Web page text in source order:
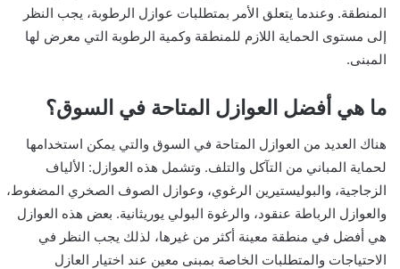
المنطقة. وعندما يتعلق الأمر بمتطلبات عوازل الرطوبة، يجب النظر
إلى مستوى الحماية اللازم للمنطقة وكمية الرطوبة التي معرض لها
المبنى.
ما هي أفضل العوازل المتاحة في السوق؟
هناك العديد من العوازل المتاحة في السوق والتي يمكن استخدامها
لحماية المباني من التآكل والتلف. وتشمل هذه العوازل: الألياف
الزجاجية، والبوليستيرين الرغوي، وعوازل الصوف الصخري المضغوط،
والعوازل الرباطة عنقود، والرغوة البولي يوريثانية. بعض هذه العوازل
هي أفضل في منطقة معينة أكثر من غيرها، لذلك يجب النظر في
الاحتياجات والمتطلبات الخاصة بمبنى معين عند اختيار العازل